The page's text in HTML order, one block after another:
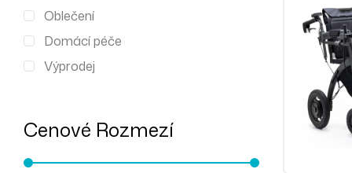
Oblečení
Domácí péče
Výprodej
Cenové Rozmezí